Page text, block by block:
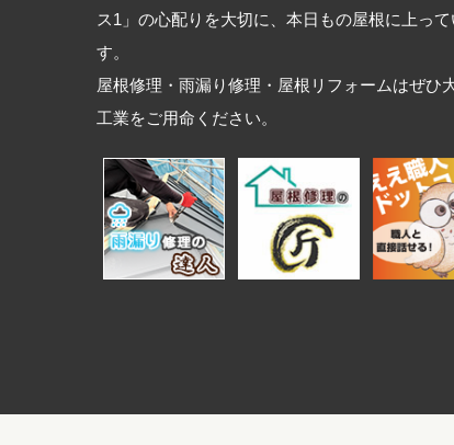
ス1」の心配りを大切に、本日もの屋根に上って
す。
屋根修理・雨漏り修理・屋根リフォームはぜひ
工業をご用命ください。